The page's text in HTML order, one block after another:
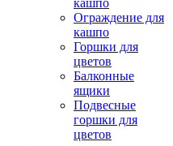
кашпо
Ограждение для
кашпо
Горшки для
цветов
Балконные
ящики
Подвесные
горшки для
цветов